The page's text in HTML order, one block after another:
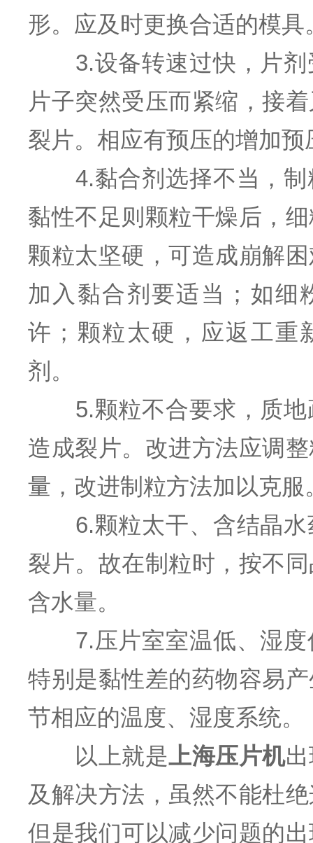
形。应及时更换合适的模具
3.设备转速过快，片剂
片子突然受压而紧缩，接
裂片。相应有预压的增加预
4.黏合剂选择不当，制
黏性不足则颗粒干燥后，
颗粒太坚硬，可造成崩解
加入黏合剂要适当；如细
许；颗粒太硬，应返工重
剂。
5.颗粒不合要求，质地
造成裂片。改进方法应调
量，改进制粒方法加以克服
6.颗粒太干、含结晶水
裂片。故在制粒时，按不
含水量。
7.压片室室温低、湿度
特别是黏性差的药物容易
节相应的温度、湿度系统。
以上就是上海压片机
及解决方法，虽然不能杜
但是我们可以减少问题的